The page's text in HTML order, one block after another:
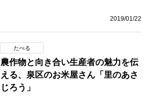
2019/01/22
たべる
農作物と向き合い生産者の魅力を伝
える、泉区のお米屋さん「里のあさ
じろう」